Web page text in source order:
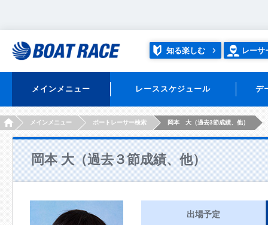
知る楽しむ レーサ
メインメニュー レーススケジュール デ
HOMEメインメニュー ボートレーサー検索 岡本 大（過去3節成績、他）
岡本 大（過去３節成績、他）
出場予定